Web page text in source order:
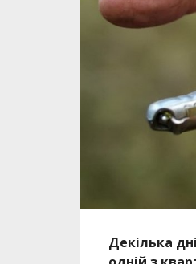
Декілька
одній з
медики
Про це
міста
Прибувши
допомоги.
відкриті
поранення